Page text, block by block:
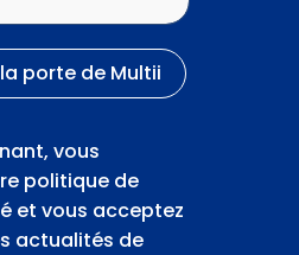
porte de Multii
vous
politique de
et vous acceptez
actualités de